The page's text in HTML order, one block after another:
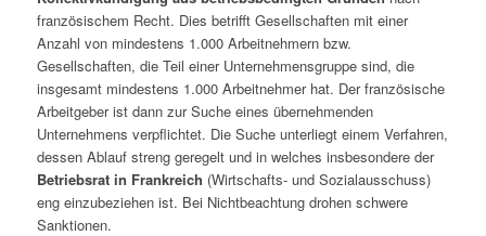
französischem Recht. Dies betrifft Gesellschaften mit einer
Anzahl von mindestens 1.000 Arbeitnehmern bzw.
Gesellschaften, die Teil einer Unternehmensgruppe sind, die
insgesamt mindestens 1.000 Arbeitnehmer hat. Der französische
Arbeitgeber ist dann zur Suche eines übernehmenden
Unternehmens verpflichtet. Die Suche unterliegt einem Verfahren,
dessen Ablauf streng geregelt und in welches insbesondere der
Betriebsrat in Frankreich (Wirtschafts- und Sozialausschuss)
eng einzubeziehen ist. Bei Nichtbeachtung drohen schwere
Sanktionen.